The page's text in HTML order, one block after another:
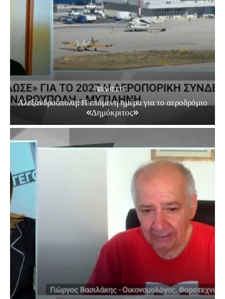
EΙΔΗΣΕΙΣ
Αλεξανδρούπολη: Η επόμενη ημέρα για το αεροδρόμιο
«Δημόκριτος»